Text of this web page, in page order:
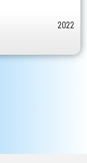
2022